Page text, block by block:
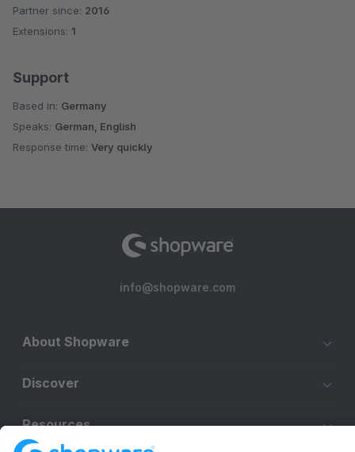
Average rating of 5 out of 5 stars
Partner since: 2016
Extensions: 1
Support
Based in: Germany
Speaks: German, English
Response time: Very quickly
info@shopware.com
About Shopware
Discover
Resources